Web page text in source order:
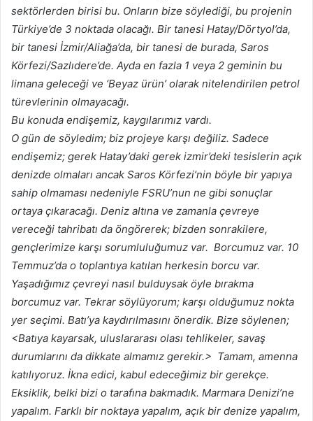
sektörlerden birisi bu. Onların bize söylediği, bu projenin
Türkiye’de 3 noktada olacağı. Bir tanesi Hatay/Dörtyol’da,
bir tanesi İzmir/Aliağa’da, bir tanesi de burada, Saros
Körfezi/Sazlıdere’de. Ayda en fazla 1 veya 2 geminin bu
limana geleceği ve ‘Beyaz ürün’ olarak nitelendirilen petrol
türevlerinin olmayacağı.
Bu konuda endişemiz, kaygılarımız vardı.
O gün de söyledim; biz projeye karşı değiliz. Sadece
endişemiz; gerek Hatay’daki gerek izmir’deki tesislerin açık
denizde olmaları ancak Saros Körfezi’nin böyle bir yapıya
sahip olmaması nedeniyle FSRU’nun ne gibi sonuçlar
ortaya çıkaracağı. Deniz altına ve zamanla çevreye
vereceği tahribatı da öngörerek; bizden sonrakilere,
gençlerimize karşı sorumluluğumuz var. Borcumuz var. 10
Temmuz’da o toplantıya katılan herkesin borcu var.
Yaşadığımız çevreyi nasıl bulduysak öyle bırakma
borcumuz var. Tekrar söylüyorum; karşı olduğumuz nokta
yer seçimi. Batı’ya kaydırılmasını önerdik. Bize söylenen;
<Batıya kayarsak, uluslararası olası tehlikeler, savaş
durumlarını da dikkate almamız gerekir.> Tamam, amenna
katılıyoruz. İkna edici, kabul edeceğimiz bir gerekçe.
Eksiklik, belki bizi o tarafına bakmadık. Marmara Denizi’ne
yapalım. Farklı bir noktaya yapalım, açık bir denize yapalım,